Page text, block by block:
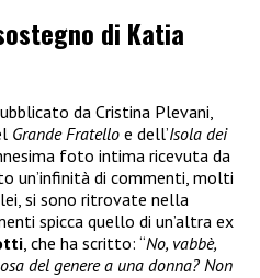
di Katia
da Cristina Plevani,
Grande Fratello e dell’Isola dei
foto intima ricevuta da
un’infinità di commenti, molti
si sono ritrovate nella
spicca quello di un’altra ex
, che ha scritto: “No, vabbè,
del genere a una donna? Non